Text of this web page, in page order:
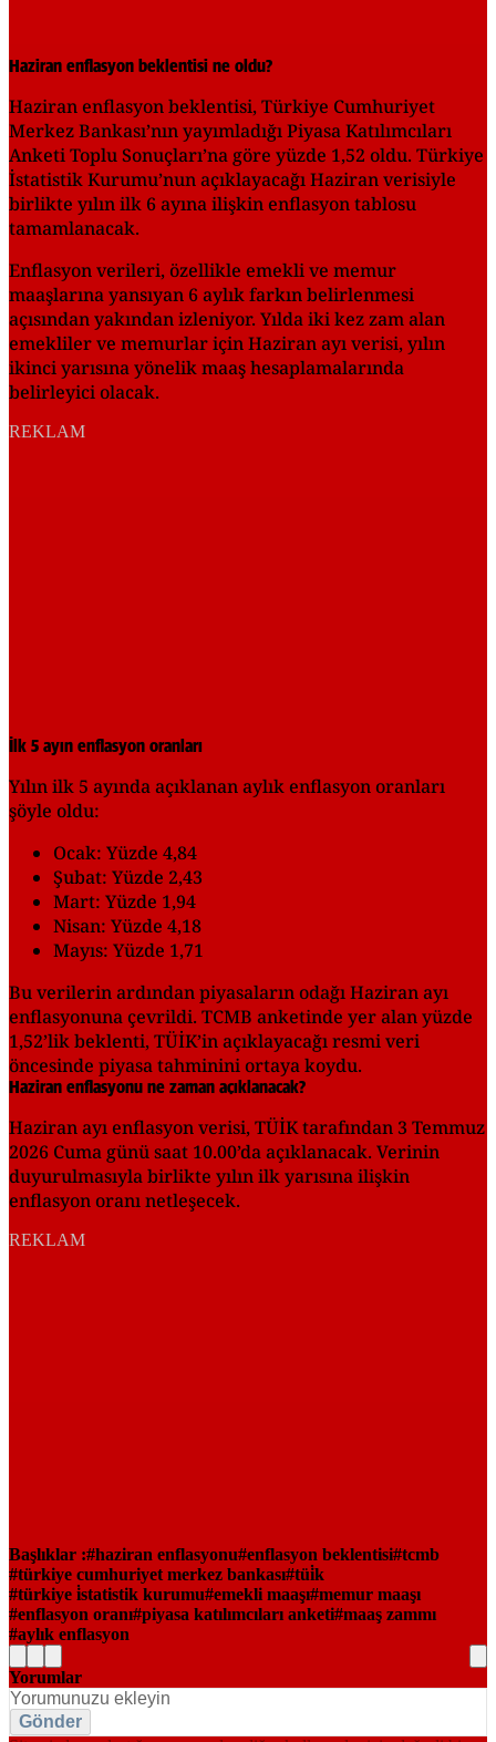
Haziran enflasyon beklentisi ne oldu?
Haziran enflasyon beklentisi, Türkiye Cumhuriyet
Merkez Bankası’nın yayımladığı Piyasa Katılımcıları
Anketi Toplu Sonuçları’na göre yüzde 1,52 oldu. Türkiye
İstatistik Kurumu’nun açıklayacağı Haziran verisiyle
birlikte yılın ilk 6 ayına ilişkin enflasyon tablosu
tamamlanacak.
Enflasyon verileri, özellikle emekli ve memur
maaşlarına yansıyan 6 aylık farkın belirlenmesi
açısından yakından izleniyor. Yılda iki kez zam alan
emekliler ve memurlar için Haziran ayı verisi, yılın
ikinci yarısına yönelik maaş hesaplamalarında
belirleyici olacak.
REKLAM
İlk 5 ayın enflasyon oranları
Yılın ilk 5 ayında açıklanan aylık enflasyon oranları
şöyle oldu:
Ocak: Yüzde 4,84
Şubat: Yüzde 2,43
Mart: Yüzde 1,94
Nisan: Yüzde 4,18
Mayıs: Yüzde 1,71
Bu verilerin ardından piyasaların odağı Haziran ayı
enflasyonuna çevrildi. TCMB anketinde yer alan yüzde
1,52’lik beklenti, TÜİK’in açıklayacağı resmi veri
öncesinde piyasa tahminini ortaya koydu.
Haziran enflasyonu ne zaman açıklanacak?
Haziran ayı enflasyon verisi, TÜİK tarafından 3 Temmuz
2026 Cuma günü saat 10.00’da açıklanacak. Verinin
duyurulmasıyla birlikte yılın ilk yarısına ilişkin
enflasyon oranı netleşecek.
REKLAM
Başlıklar : haziran enflasyonu enflasyon beklentisi tcmb
türkiye cumhuriyet merkez bankası tüi̇k
türkiye i̇statistik kurumu emekli maaşı memur maaşı
enflasyon oranı piyasa katılımcıları anketi maaş zammı
aylık enflasyon
Yorumlar
Gönder